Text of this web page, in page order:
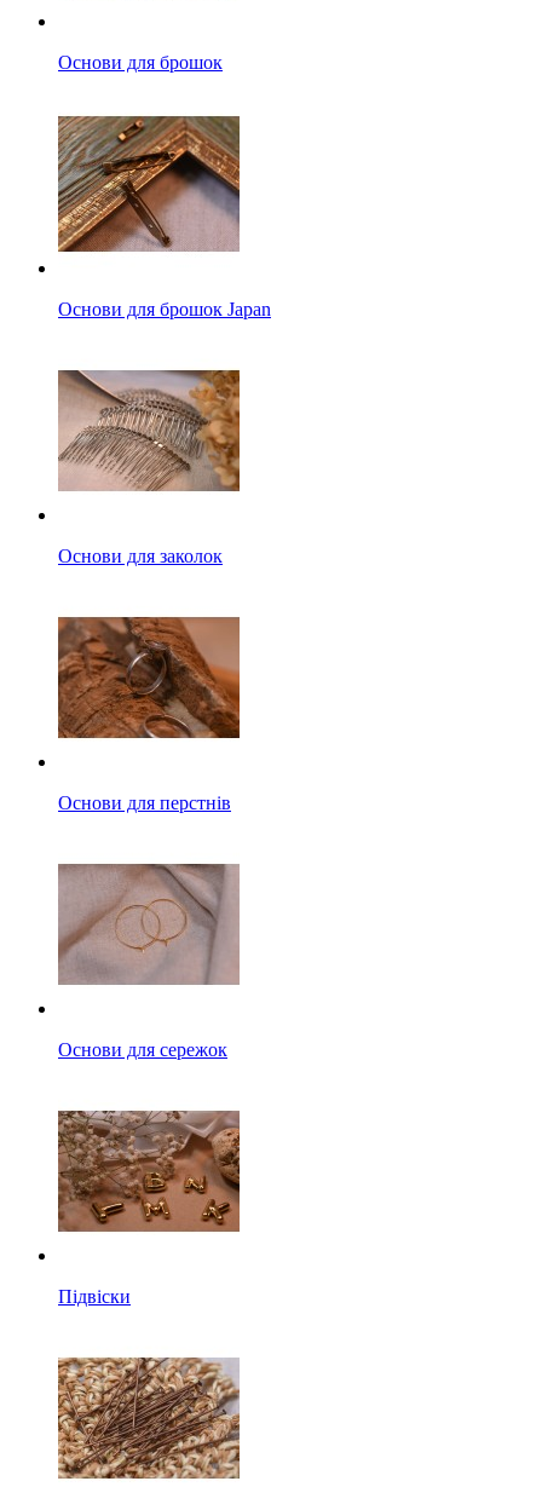
Основи для брошок
Основи для брошок Japan
Основи для заколок
Основи для перстнів
Основи для сережок
Підвіски